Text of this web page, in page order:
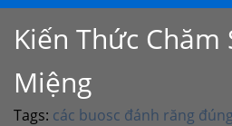
Kiến Thức Chăm
Miệng
Tags: các buosc đánh răng